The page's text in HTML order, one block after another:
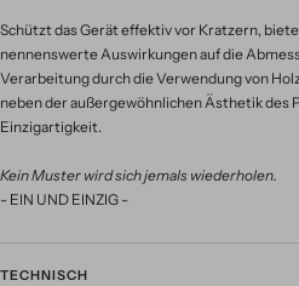
Schützt das Gerät effektiv vor Kratzern,
nennenswerte Auswirkungen auf die
Verarbeitung durch die Verwendung von
neben der außergewöhnlichen Ästhetik des
Einzigartigkeit.
Kein Muster wird sich jemals wiederholen.
- EIN UND EINZIG -
TECHNISCH